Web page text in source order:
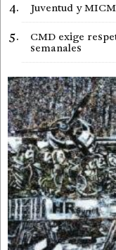
Juventud y
CMD exige
semanales